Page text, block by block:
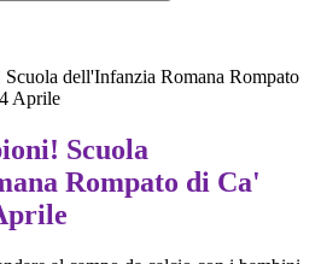
dell'Infanzia Romana Rompato
Aprile
Scuola
Rompato di Ca'